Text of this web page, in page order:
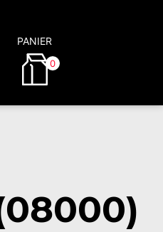
PANIER
0